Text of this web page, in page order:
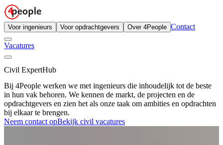
Voor ingenieurs Voor opdrachtgevers Over 4People Contact
Vacatures
Civil ExpertHub
Bij 4People werken we met ingenieurs die inhoudelijk tot de beste
in hun vak behoren. We kennen de markt, de projecten en de
opdrachtgevers en zien het als onze taak om ambities en opdrachten
bij elkaar te brengen.
Neem contact opBekijk civil vacatures